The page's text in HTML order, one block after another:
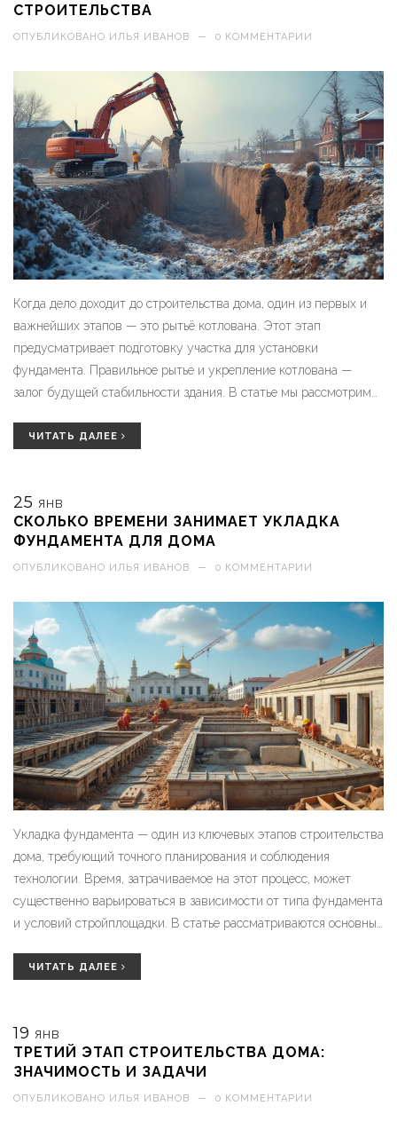
СТРОИТЕЛЬСТВА
ОПУБЛИКОВАНО ИЛЬЯ ИВАНОВ — 0 КОММЕНТАРИИ
Когда дело доходит до строительства дома, один из первых и
важнейших этапов — это рытьё котлована. Этот этап
предусматривает подготовку участка для установки
фундамента. Правильное рытье и укрепление котлована —
залог будущей стабильности здания. В статье мы рассмотрим
исполнении этой задачи.
ЧИТАТЬ ДАЛЕЕ
25 ЯНВ
СКОЛЬКО ВРЕМЕНИ ЗАНИМАЕТ УКЛАДКА
ФУНДАМЕНТА ДЛЯ ДОМА
ОПУБЛИКОВАНО ИЛЬЯ ИВАНОВ — 0 КОММЕНТАРИИ
Укладка фундамента — один из ключевых этапов строительства
дома, требующий точного планирования и соблюдения
технологии. Время, затрачиваемое на этот процесс, может
существенно варьироваться в зависимости от типа фундамента
и условий стройплощадки. В статье рассматриваются основные
их закладки, и полезные советы. Также затронуты аспекты
ошибок на данном этапе.
ЧИТАТЬ ДАЛЕЕ
19 ЯНВ
ТРЕТИЙ ЭТАП СТРОИТЕЛЬСТВА ДОМА:
ЗНАЧИМОСТЬ И ЗАДАЧИ
ОПУБЛИКОВАНО ИЛЬЯ ИВАНОВ — 0 КОММЕНТАРИИ